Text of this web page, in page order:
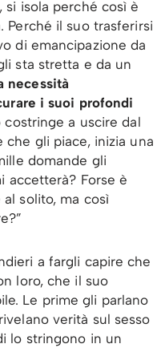
si isola perché così è
Perché il suo trasferirsi
di emancipazione da
sta stretta e da un
necessità
i suoi profondi
a uscire dal
che gli piace, inizia una
domande gli
accetterà? Forse è
solito, ma così
a fargli capire che
loro, che il suo
Le prime gli parlano
verità sul sesso
lo stringono in un